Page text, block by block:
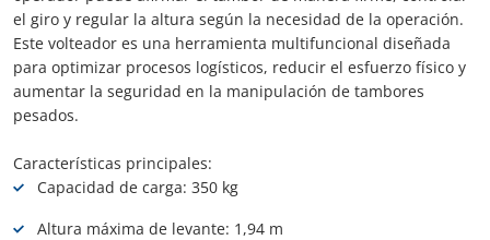
el giro y regular la altura según la necesidad de la operación.
Este volteador es una herramienta multifuncional diseñada
para optimizar procesos logísticos, reducir el esfuerzo físico y
aumentar la seguridad en la manipulación de tambores
pesados.
Características principales:
Capacidad de carga: 350 kg
Altura máxima de levante: 1,94 m